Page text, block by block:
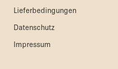
Lieferbedingungen
Datenschutz
Impressum